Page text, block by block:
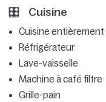
Cuisine
Cuisine entièrement
Réfrigérateur
Lave-vaisselle
Machine à café filtre
Grille-pain